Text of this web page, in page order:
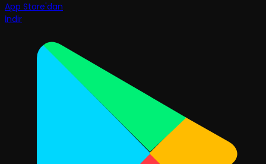
App Store'dan
İndir